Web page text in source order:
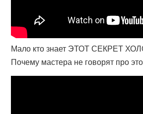
Мало кто знает ЭТОТ СЕКРЕТ
Почему мастера не говорят про